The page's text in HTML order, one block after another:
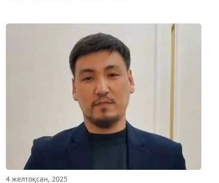
4 желтоқсан, 2025